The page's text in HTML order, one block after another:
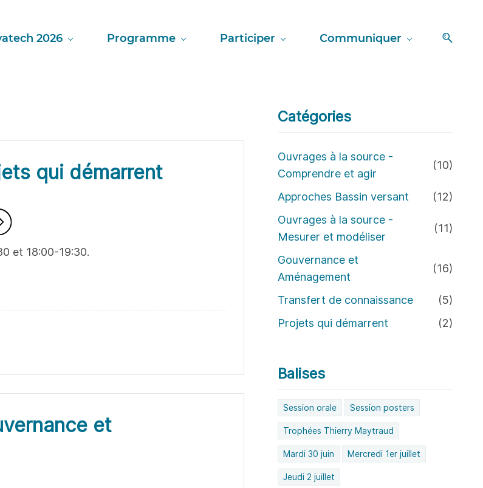
2026 Programme Participer Communiquer
qui démarrent
et 18:00-19:30.
et
Catégories
Ouvrages à la source -
Comprendre et agir
(10)
Approches Bassin versant
(12)
Ouvrages à la source -
Mesurer et modéliser
(11)
Gouvernance et
Aménagement
(16)
Transfert de connaissance
(5)
Projets qui démarrent
(2)
Balises
Session orale Session posters
Trophées Thierry Maytraud
Mardi 30 juin Mercredi 1er juillet
Jeudi 2 juillet